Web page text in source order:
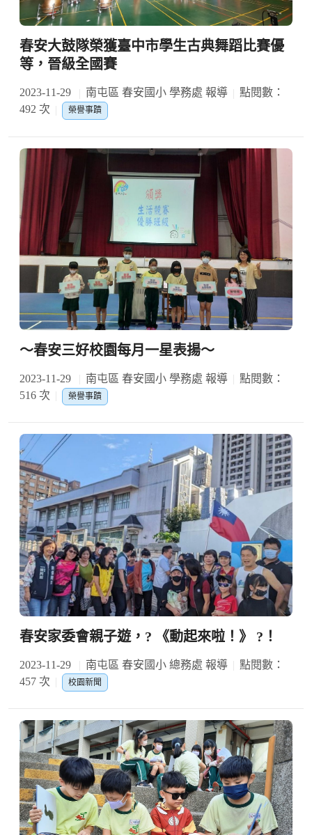
春安大鼓隊榮獲臺中市學生古典舞蹈比賽優
等，晉級全國賽
2023-11-29 南屯區 春安國小 學務處 報導
點閱數：
492 次
榮譽事蹟
～春安三好校園每月一星表揚～
2023-11-29 南屯區 春安國小 學務處 報導
點閱數：
516 次
榮譽事蹟
春安家委會親子遊，? 《動起來啦！》 ?！
2023-11-29 南屯區 春安國小 總務處 報導
點閱數：
457 次
校園新聞